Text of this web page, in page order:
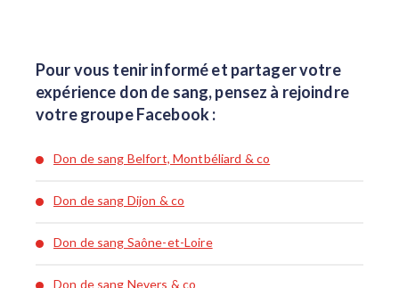
Pour vous tenir informé et partager votre
expérience don de sang, pensez à rejoindre
votre groupe Facebook :
Don de sang Belfort, Montbéliard & co
Don de sang Dijon & co
Don de sang Saône-et-Loire
Don de sang Nevers & co